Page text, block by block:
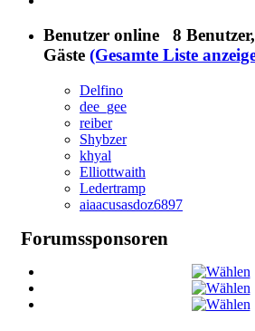
Benutzer online 8 Benutzer
Gäste (Gesamte Liste
Delfino
dee_gee
reiber
Shybzer
khyal
Elliottwaith
Ledertramp
aiaacusasdoz6897
Forumssponsoren